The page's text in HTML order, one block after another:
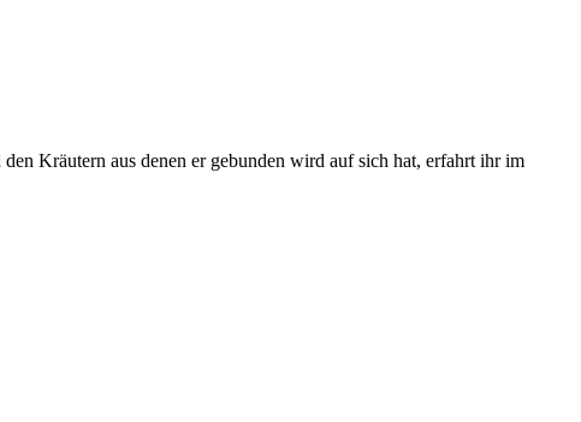
Kräutern aus denen er gebunden wird auf sich hat, erfahrt ihr im